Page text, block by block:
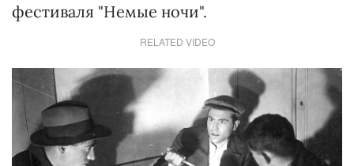
фестиваля "Немые ночи".
RELATED VIDEO